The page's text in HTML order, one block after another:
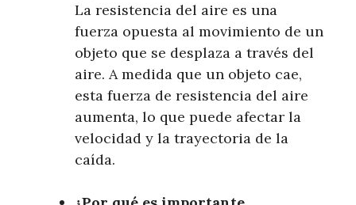
La resistencia del aire es una
fuerza opuesta al movimiento de un
objeto que se desplaza a través del
aire. A medida que un objeto cae,
esta fuerza de resistencia del aire
aumenta, lo que puede afectar la
velocidad y la trayectoria de la
caída.